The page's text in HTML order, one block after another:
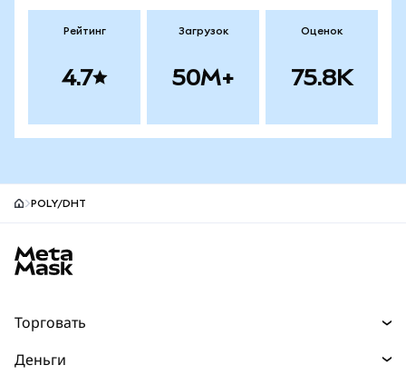
Рейтинг
4.7
Загрузок
50M+
Оценок
75.8K
POLY/DHT
Торговать
Деньги